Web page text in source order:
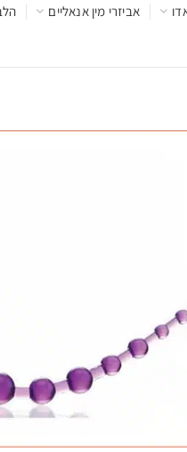
אביזרי מין אנאליים